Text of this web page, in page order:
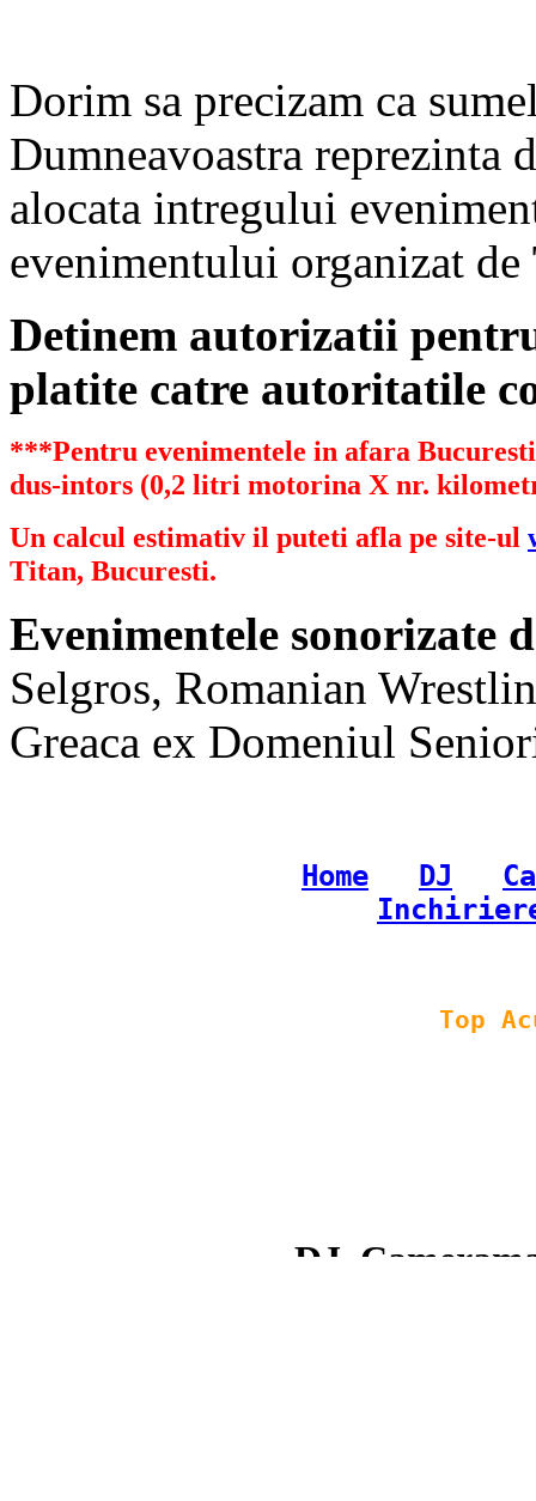
Dorim sa precizam ca
Dumneavoastra reprezinta
alocata intregului
evenimentului organizat de
Detinem autorizatii
platite catre autoritatile
***Pentru evenimentele in afara
dus-intors (0,2 litri motorina X nr.
Un calcul estimativ il puteti afla pe site-ul
Titan, Bucuresti.
Evenimentele sonorizate
Selgros, Romanian
Greaca ex Domeniul